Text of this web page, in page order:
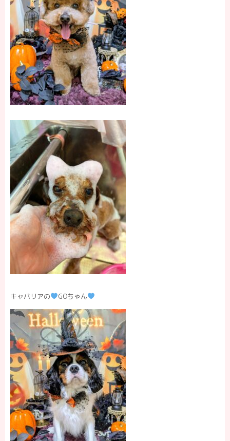
キャバリアの GOちゃん